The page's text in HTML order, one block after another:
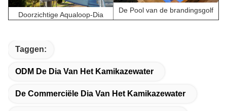
Doorzichtige Aqualoop-Dia
De Pool van de brandingsgolf
Taggen:
ODM De Dia Van Het Kamikazewater
De Commerciële Dia Van Het Kamikazewater